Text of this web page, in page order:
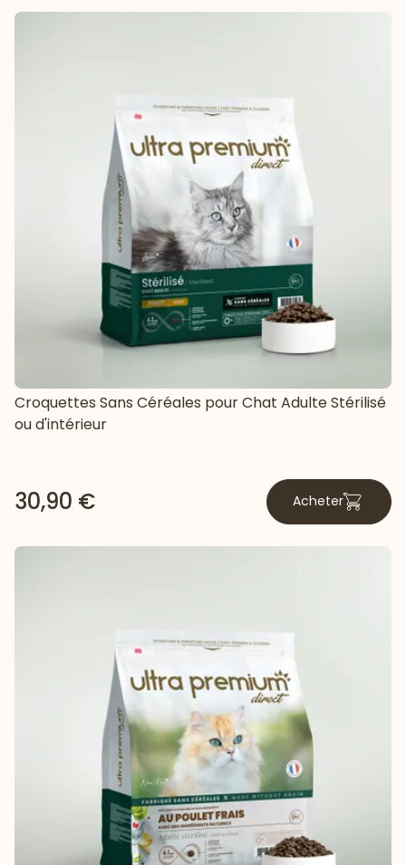
Croquettes Sans Céréales pour Chat Adulte Stérilisé
ou d'intérieur
30,90 € Acheter